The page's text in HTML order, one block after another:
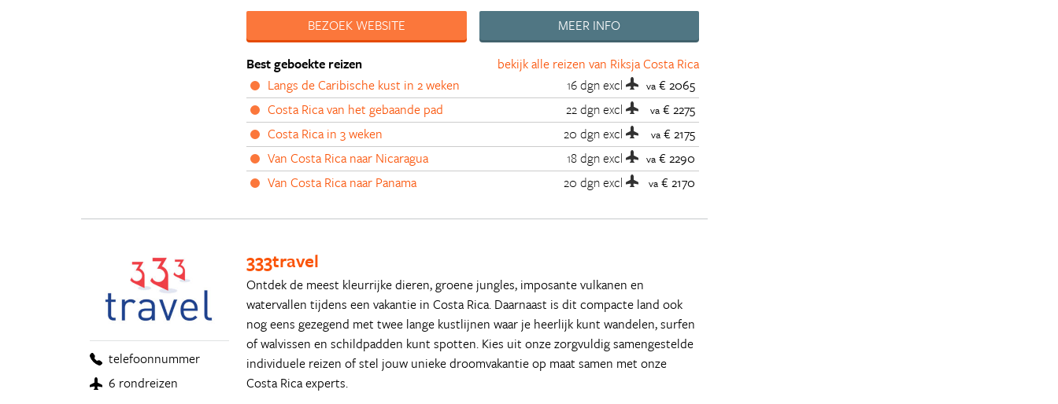
BEZOEK WEBSITE
MEER INFO
bekijk alle reizen van Riksja Costa Rica
Best geboekte reizen
Langs de Caribische kust in 2 weken
16 dgnexcl va € 2065
Costa Rica van het gebaande pad
22 dgnexcl va € 2275
Costa Rica in 3 weken
20 dgnexcl va € 2175
Van Costa Rica naar Nicaragua
18 dgnexcl va € 2290
Van Costa Rica naar Panama
20 dgnexcl va € 2170
telefoonnummer
6 rondreizen
333travel
Ontdek de meest kleurrijke dieren, groene jungles, imposante vulkanen en
watervallen tijdens een vakantie in Costa Rica. Daarnaast is dit compacte land ook
nog eens gezegend met twee lange kustlijnen waar je heerlijk kunt wandelen, surfen
of walvissen en schildpadden kunt spotten. Kies uit onze zorgvuldig samengestelde
individuele reizen of stel jouw unieke droomvakantie op maat samen met onze
Costa Rica experts.